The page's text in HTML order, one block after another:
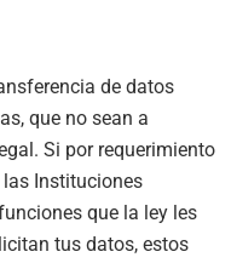
de datos
que no sean a
Si por requerimiento
Instituciones
que la ley les
tus datos, estos